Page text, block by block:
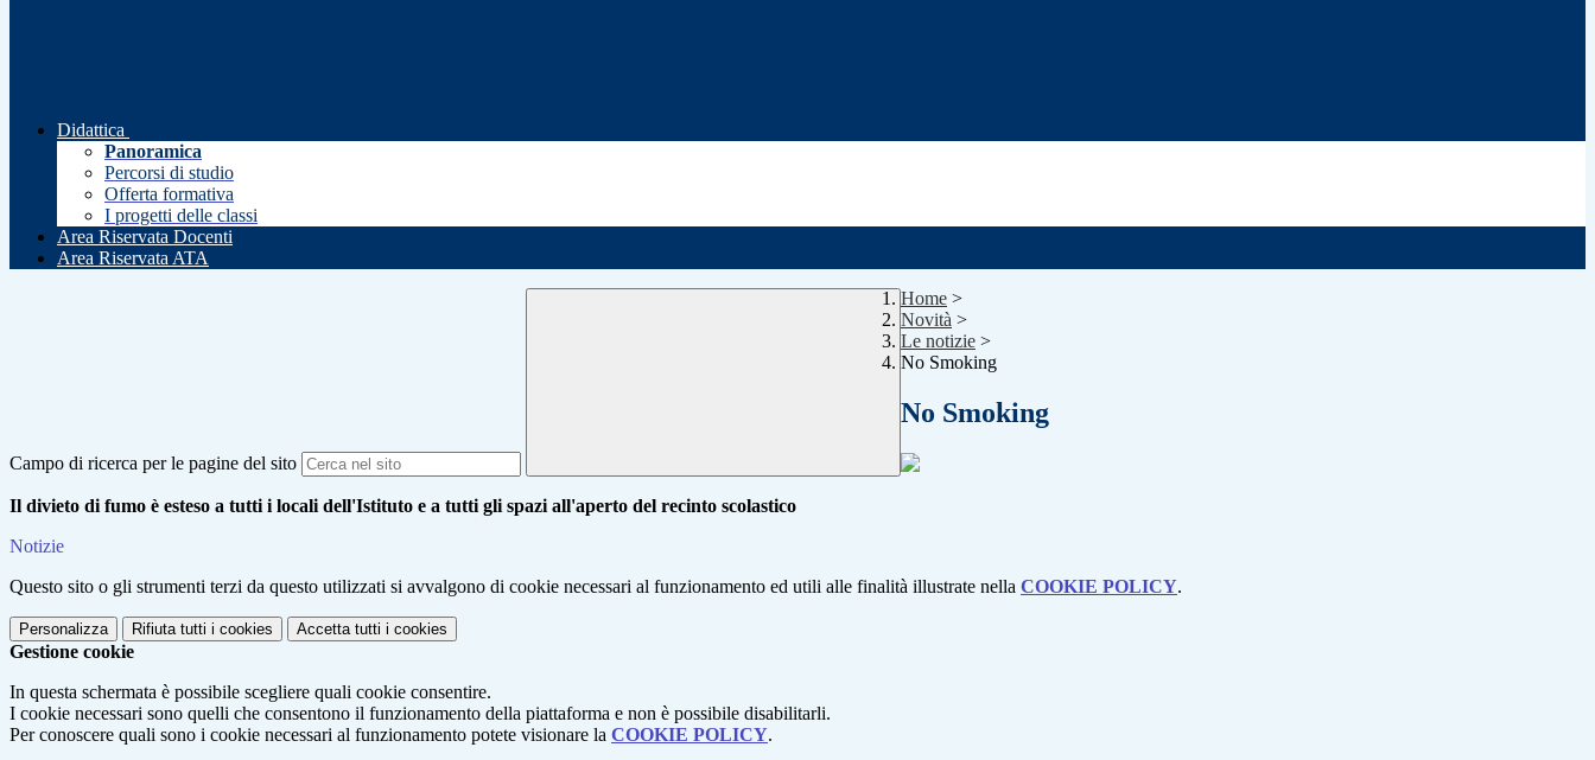
Didattica
Panoramica
Percorsi di studio
Offerta formativa
I progetti delle classi
Area Riservata Docenti
Area Riservata ATA
Campo di ricerca per le pagine del sito
Home >
Novità >
Le notizie >
No Smoking
No Smoking
Il divieto di fumo è esteso a tutti i locali dell'Istituto e a tutti gli spazi all'aperto del recinto scolastico
Notizie
Questo sito o gli strumenti terzi da questo utilizzati si avvalgono di cookie necessari al funzionamento ed utili alle finalità illustrate nella COOKIE POLICY.
Personalizza Rifiuta tutti i cookies Accetta tutti i cookies
Gestione cookie
In questa schermata è possibile scegliere quali cookie consentire.
I cookie necessari sono quelli che consentono il funzionamento della piattaforma e non è possibile disabilitarli.
Per conoscere quali sono i cookie necessari al funzionamento potete visionare la COOKIE POLICY.